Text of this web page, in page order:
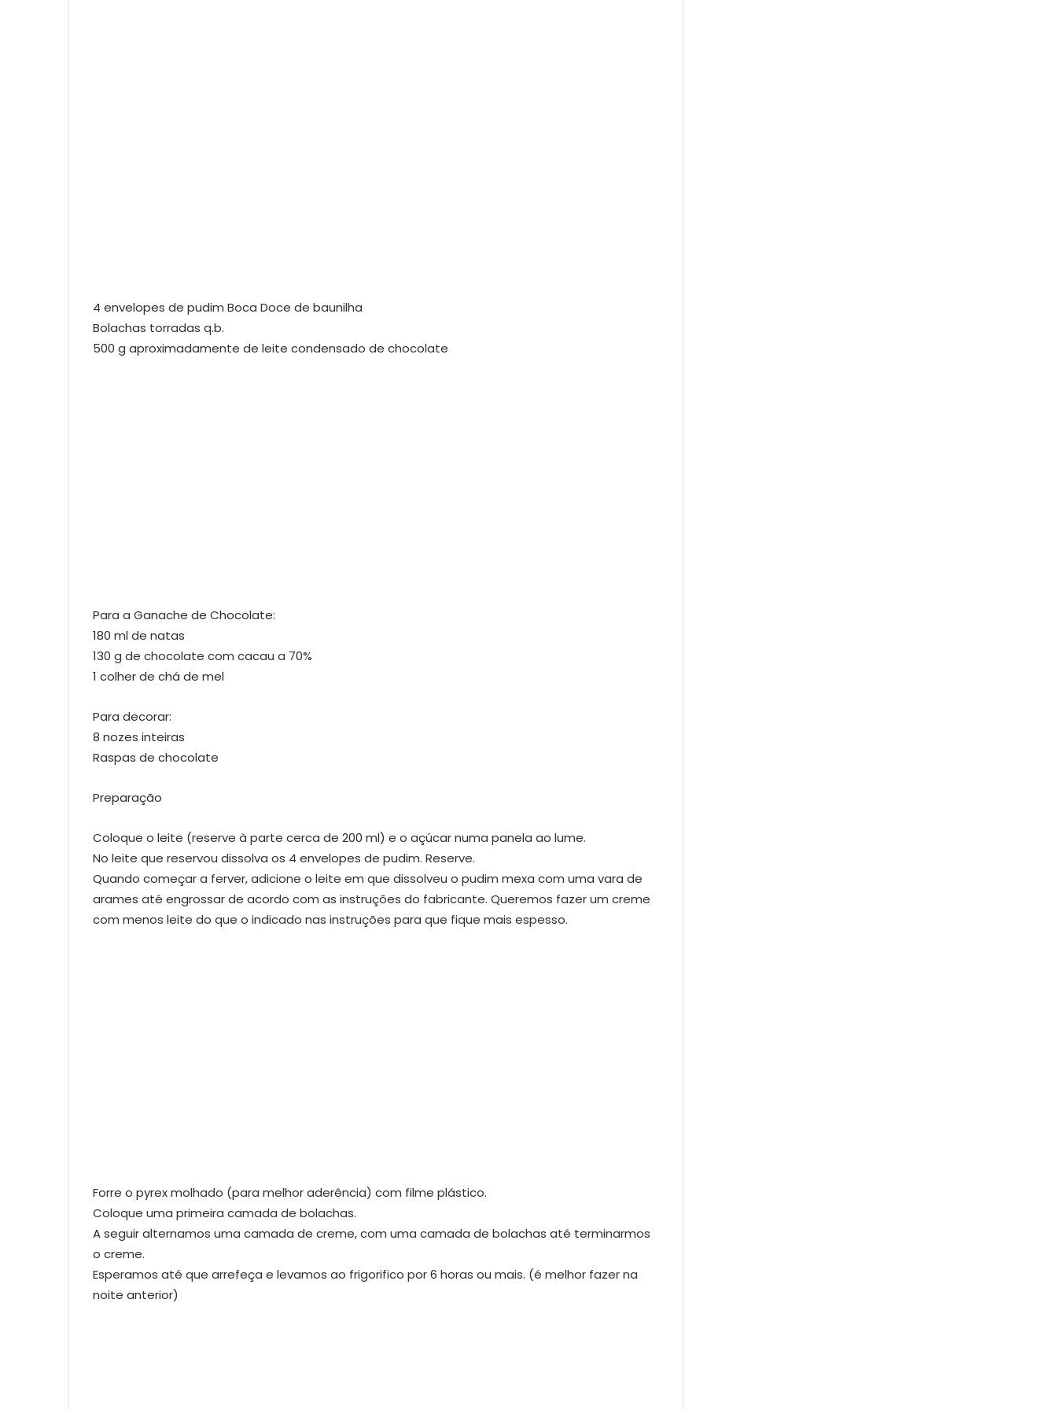
4 envelopes de pudim Boca Doce de baunilha
Bolachas torradas q.b.
500 g aproximadamente de leite condensado de chocolate
Para a Ganache de Chocolate:
180 ml de natas
130 g de chocolate com cacau a 70%
1 colher de chá de mel
Para decorar:
8 nozes inteiras
Raspas de chocolate
Preparação
Coloque o leite (reserve à parte cerca de 200 ml) e o açúcar numa panela ao lume.
No leite que reservou dissolva os 4 envelopes de pudim. Reserve.
Quando começar a ferver, adicione o leite em que dissolveu o pudim mexa com uma vara de
arames até engrossar de acordo com as instruções do fabricante. Queremos fazer um creme
com menos leite do que o indicado nas instruções para que fique mais espesso.
Forre o pyrex molhado (para melhor aderência) com filme plástico.
Coloque uma primeira camada de bolachas.
A seguir alternamos uma camada de creme, com uma camada de bolachas até terminarmos
o creme.
Esperamos até que arrefeça e levamos ao frigorifico por 6 horas ou mais. (é melhor fazer na
noite anterior)